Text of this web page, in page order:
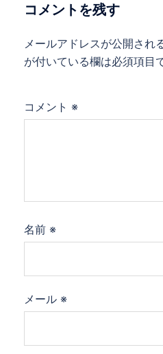
コメントを残す
メールアドレスが公開され
が付いている欄は必須項目
コメント ※
名前 ※
メール ※